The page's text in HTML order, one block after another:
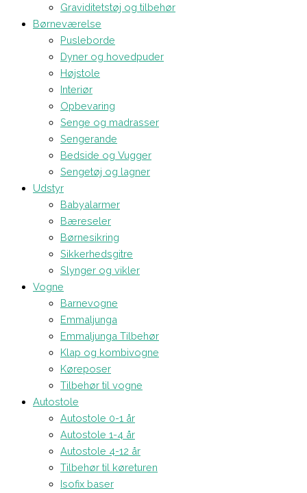
Graviditetstøj og tilbehør
Børneværelse
Pusleborde
Dyner og hovedpuder
Højstole
Interiør
Opbevaring
Senge og madrasser
Sengerande
Bedside og Vugger
Sengetøj og lagner
Udstyr
Babyalarmer
Bæreseler
Børnesikring
Sikkerhedsgitre
Slynger og vikler
Vogne
Barnevogne
Emmaljunga
Emmaljunga Tilbehør
Klap og kombivogne
Køreposer
Tilbehør til vogne
Autostole
Autostole 0-1 år
Autostole 1-4 år
Autostole 4-12 år
Tilbehør til køreturen
Isofix baser